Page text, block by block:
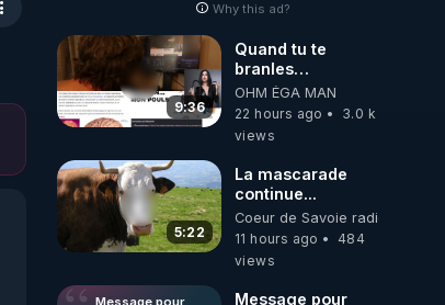
Why this ad?
9:36
Quand tu te
branles
bonhomme tu
émets des ondes
ils ont juste omis
OHM ÉGA MAN
22 hours ago
3.0 k
views
5:22
La mascarade
continue...
Coeur de Savoie radioweb TV
11 hours ago
484
views
Message pour
Message pour